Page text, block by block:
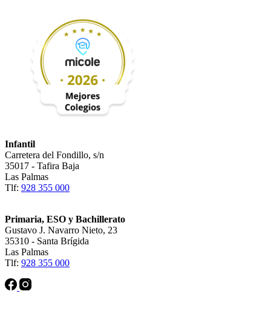
Infantil
Carretera del Fondillo, s/n
35017 - Tafira Baja
Las Palmas
Tlf: 928 355 000
Primaria, ESO y Bachillerato
Gustavo J. Navarro Nieto, 23
35310 - Santa Brígida
Las Palmas
Tlf: 928 355 000